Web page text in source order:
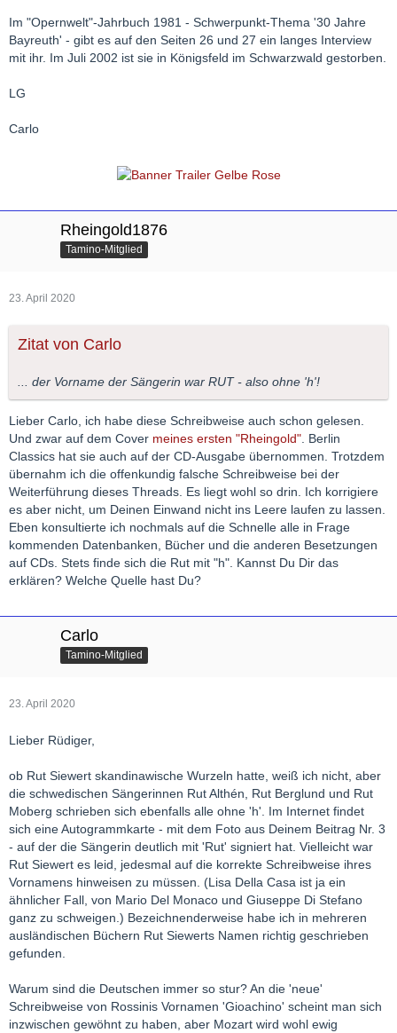
Im "Opernwelt"-Jahrbuch 1981 - Schwerpunkt-Thema '30 Jahre
Bayreuth' - gibt es auf den Seiten 26 und 27 ein langes Interview
mit ihr. Im Juli 2002 ist sie in Königsfeld im Schwarzwald gestorben.
LG
Carlo
Rheingold1876
Tamino-Mitglied
23. April 2020
Zitat von Carlo
... der Vorname der Sängerin war RUT - also ohne 'h'!
Lieber Carlo, ich habe diese Schreibweise auch schon gelesen.
Und zwar auf dem Cover meines ersten "Rheingold" . Berlin
Classics hat sie auch auf der CD-Ausgabe übernommen. Trotzdem
übernahm ich die offenkundig falsche Schreibweise bei der
Weiterführung dieses Threads. Es liegt wohl so drin. Ich korrigiere
es aber nicht, um Deinen Einwand nicht ins Leere laufen zu lassen.
Eben konsultierte ich nochmals auf die Schnelle alle in Frage
kommenden Datenbanken, Bücher und die anderen Besetzungen
auf CDs. Stets finde sich die Rut mit "h". Kannst Du Dir das
erklären? Welche Quelle hast Du?
Carlo
Tamino-Mitglied
23. April 2020
Lieber Rüdiger,
ob Rut Siewert skandinawische Wurzeln hatte, weiß ich nicht, aber
die schwedischen Sängerinnen Rut Althén, Rut Berglund und Rut
Moberg schrieben sich ebenfalls alle ohne 'h'. Im Internet findet
sich eine Autogrammkarte - mit dem Foto aus Deinem Beitrag Nr. 3
- auf der die Sängerin deutlich mit 'Rut' signiert hat. Vielleicht war
Rut Siewert es leid, jedesmal auf die korrekte Schreibweise ihres
Vornamens hinweisen zu müssen. (Lisa Della Casa ist ja ein
ähnlicher Fall, von Mario Del Monaco und Giuseppe Di Stefano
ganz zu schweigen.) Bezeichnenderweise habe ich in mehreren
ausländischen Büchern Rut Siewerts Namen richtig geschrieben
gefunden.
Warum sind die Deutschen immer so stur? An die 'neue'
Schreibweise von Rossinis Vornamen 'Gioachino' scheint man sich
inzwischen gewöhnt zu haben, aber Mozart wird wohl ewig